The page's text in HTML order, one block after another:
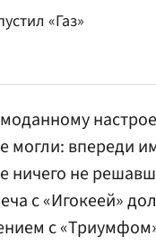
«Газ»
могли: впереди
ничего не
с «Игокеей»
с